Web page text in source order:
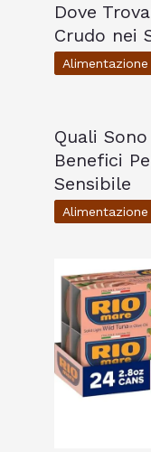
Dove
Crudo nei
Alimentazione
Quali
Benefici
Sensibile
Alimentazione